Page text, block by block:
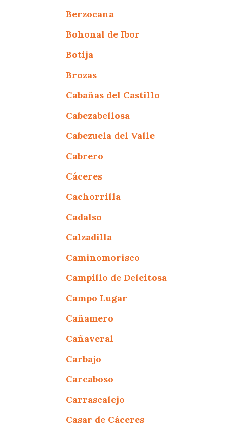
Berzocana
Bohonal de Ibor
Botija
Brozas
Cabañas del Castillo
Cabezabellosa
Cabezuela del Valle
Cabrero
Cáceres
Cachorrilla
Cadalso
Calzadilla
Caminomorisco
Campillo de Deleitosa
Campo Lugar
Cañamero
Cañaveral
Carbajo
Carcaboso
Carrascalejo
Casar de Cáceres